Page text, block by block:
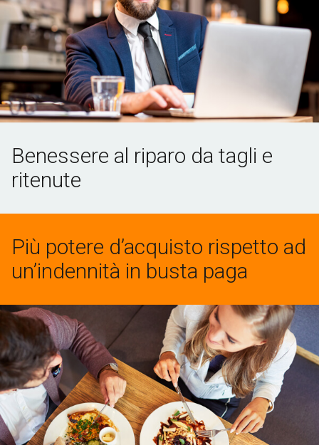
Benessere al riparo da tagli e
ritenute
Più potere d’acquisto rispetto ad
un’indennità in busta paga